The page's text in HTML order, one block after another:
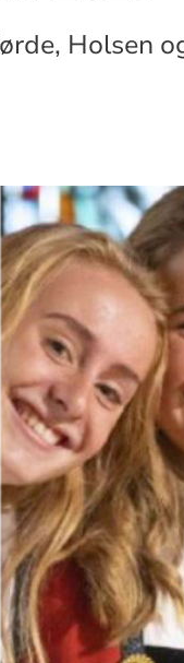
Holsen